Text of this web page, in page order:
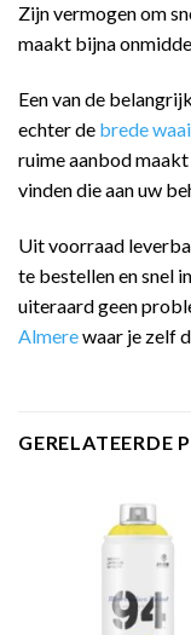
Zijn vermogen om
maakt bijna
Een van de
echter de brede
ruime aanbod
vinden die aan uw
Uit voorraad
te bestellen en snel
uiteraard geen
Almerewaar je zelf
GERELATEERDE